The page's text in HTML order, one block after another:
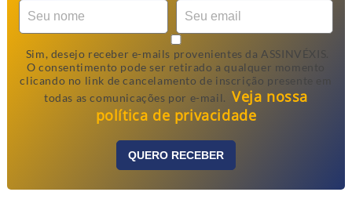
Sim, desejo receber e-mails provenientes da ASSINVÉXIS.
O consentimento pode ser retirado a qualquer momento
clicando no link de cancelamento de inscrição presente em
todas as comunicações por e-mail. Veja nossa
política de privacidade
QUERO RECEBER